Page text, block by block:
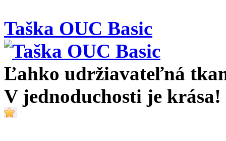
Taška OUC Basic
Ľahko udržiavateľná
V jednoduchosti je krása!